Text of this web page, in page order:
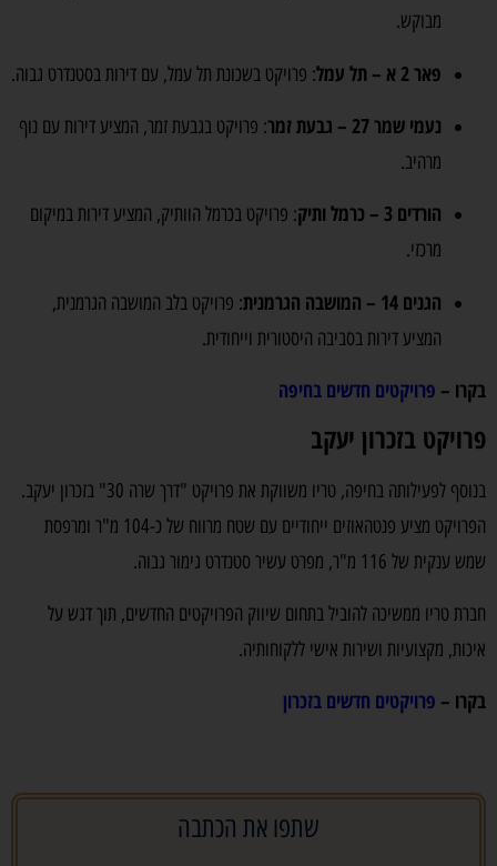
מבוקש.
פאר 2 א – תל עמל : פרויקט בשכונת תל עמל, עם דירות בסטנדרט גבוה.
נעמי שמר 27 – גבעת זמר
: פרויקט בגבעת זמר, המציע דירות עם נוף
מרהיב.
הורדים 3 – כרמל ותיק
: פרויקט בכרמל הוותיק, המציע דירות במיקום
מרכזי.
הגנים 14 – המושבה הגרמנית
: פרויקט בלב המושבה הגרמנית,
המציע דירות בסביבה היסטורית וייחודית.
בקרו – פרויקטים חדשים בחיפה
פרויקט בזכרון יעקב
בנוסף לפעילותה בחיפה, טריו משווקת את פרויקט "דרך שרה 30" בזכרון יעקב.
הפרויקט מציע פנטהאוזים ייחודיים עם שטח מרווח של כ-104 מ"ר ומרפסת
שמש ענקית של 116 מ"ר, מפרט עשיר סטנדרט גימור גבוה.
חברת טריו ממשיכה להוביל בתחום שיווק הפרויקטים החדשים, תוך דגש על
איכות, מקצועיות ושירות אישי ללקוחותיה.
בקרו – פרויקטים חדשים בזכרון
שתפו את הכתבה